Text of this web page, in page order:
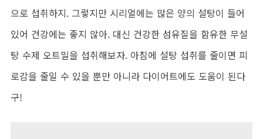
으로 섭취하지. 그렇지만 시리얼에는 많은 양의 설탕이 들어
있어 건강에는 좋지 않아. 대신 건강한 섬유질을 함유한 무설
탕 수제 오트밀을 섭취해보자. 아침에 설탕 섭취를 줄이면 피
로감을 줄일 수 있을 뿐만 아니라 다이어트에도 도움이 된다
구!